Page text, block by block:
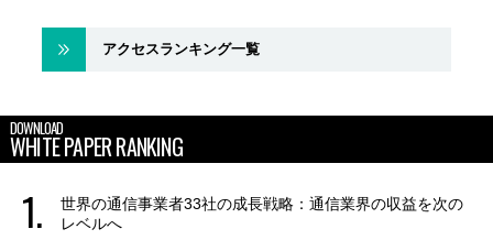
アクセスランキング一覧
DOWNLOAD
WHITE PAPER RANKING
世界の通信事業者33社の成長戦略：通信業界の収益を次の
レベルへ